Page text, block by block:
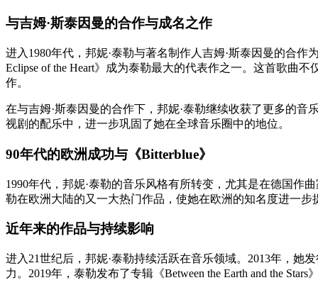
与吉姆·斯泰因曼的合作与成名之作
进入1980年代，邦妮·泰勒与著名制作人吉姆·斯泰因曼的合作
Eclipse of the Heart》成为泰勒最大的代表作之一。这首歌曲
作。
在与吉姆·斯泰因曼的合作下，邦妮·泰勒继续收获了更多的音
视剧的配乐中，进一步巩固了她在全球音乐圈中的地位。
90年代的欧洲成功与《Bitterblue》
1990年代，邦妮·泰勒的音乐风格有所转变，尤其是在德国作
勒在欧洲大陆的又一大热门作品，使她在欧洲的知名度进一步
近年来的作品与持续影响
进入21世纪后，邦妮·泰勒持续活跃在音乐领域。2013年，她
力。2019年，泰勒发布了专辑《Between the Earth and the